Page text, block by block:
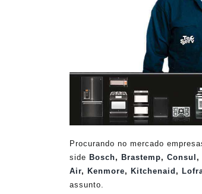
Procurando no mercado
side Bosch, Brastemp, Consul ,
Air, Kenmore, Kitchenaid ,
assunto.